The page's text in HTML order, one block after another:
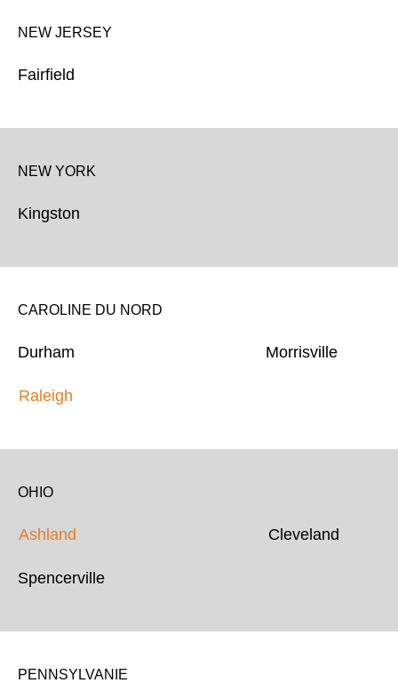
NEW JERSEY
Fairfield
NEW YORK
Kingston
CAROLINE DU NORD
Durham Morrisville
Raleigh
OHIO
Ashland Cleveland
Spencerville
PENNSYLVANIE